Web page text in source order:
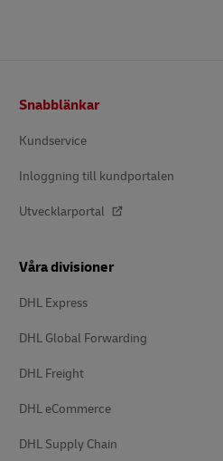
Snabblänkar
Kundservice
Inloggning till kundportalen
Utvecklarportal
Våra divisioner
DHL Express
DHL Global Forwarding
DHL Freight
DHL eCommerce
DHL Supply Chain